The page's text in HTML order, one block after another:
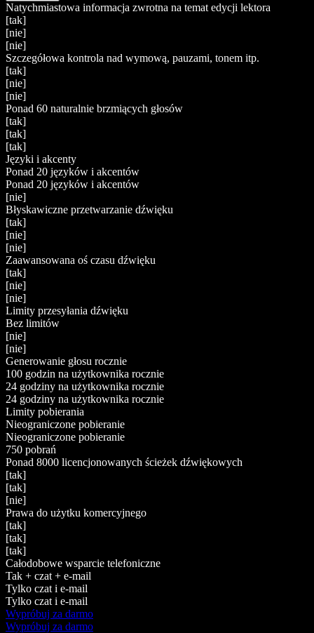
Natychmiastowa informacja zwrotna na temat edycji lektora
[tak]
[nie]
[nie]
Szczegółowa kontrola nad wymową, pauzami, tonem itp.
[tak]
[nie]
[nie]
Ponad 60 naturalnie brzmiących głosów
[tak]
[tak]
[tak]
Języki i akcenty
Ponad 20 języków i akcentów
Ponad 20 języków i akcentów
[nie]
Błyskawiczne przetwarzanie dźwięku
[tak]
[nie]
[nie]
Zaawansowana oś czasu dźwięku
[tak]
[nie]
[nie]
Limity przesyłania dźwięku
Bez limitów
[nie]
[nie]
Generowanie głosu rocznie
100 godzin na użytkownika rocznie
24 godziny na użytkownika rocznie
24 godziny na użytkownika rocznie
Limity pobierania
Nieograniczone pobieranie
Nieograniczone pobieranie
750 pobrań
Ponad 8000 licencjonowanych ścieżek dźwiękowych
[tak]
[tak]
[nie]
Prawa do użytku komercyjnego
[tak]
[tak]
[tak]
Całodobowe wsparcie telefoniczne
Tak + czat + e-mail
Tylko czat i e-mail
Tylko czat i e-mail
Wypróbuj za darmo
Wypróbuj za darmo